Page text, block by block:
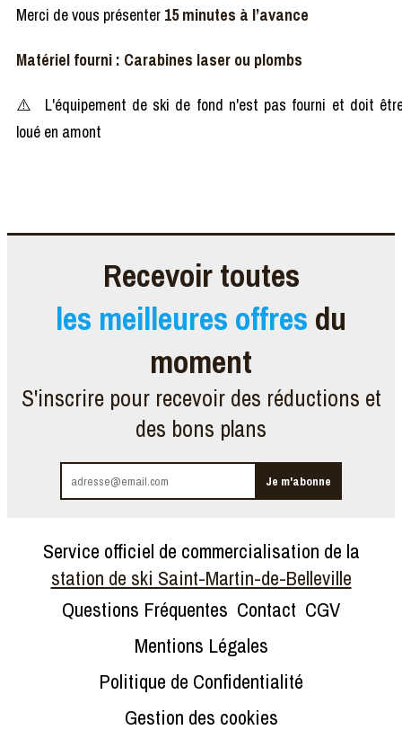
Merci de vous présenter 15 minutes à l’avance
Matériel fourni : Carabines laser ou plombs
⚠️​ L'équipement de ski de fond n'est pas fourni et doit
loué en amont
Recevoir toutes
les meilleures offres du
moment
S'inscrire pour recevoir des réductions et
des bons plans
Service officiel de commercialisation de la
station de ski Saint-Martin-de-Belleville
Questions Fréquentes Contact CGV
Mentions Légales
Politique de Confidentialité
Gestion des cookies